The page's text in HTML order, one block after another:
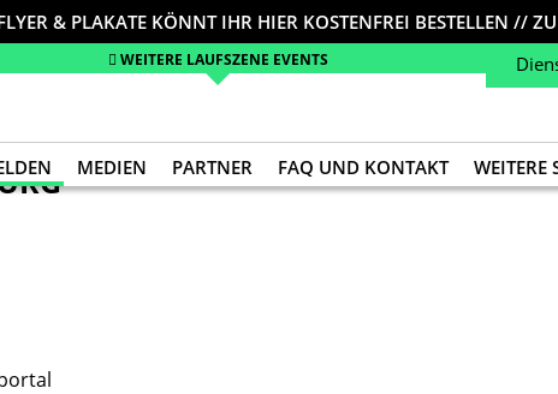
& PLAKATE KÖNNT IHR HIER KOSTENFREI BESTELLEN //
WEITERE LAUFSZENE EVENTS
MEDIEN PARTNER FAQ UND KONTAKT WEITERE